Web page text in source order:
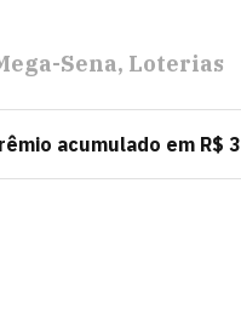
Sena Loterias
acumulado em